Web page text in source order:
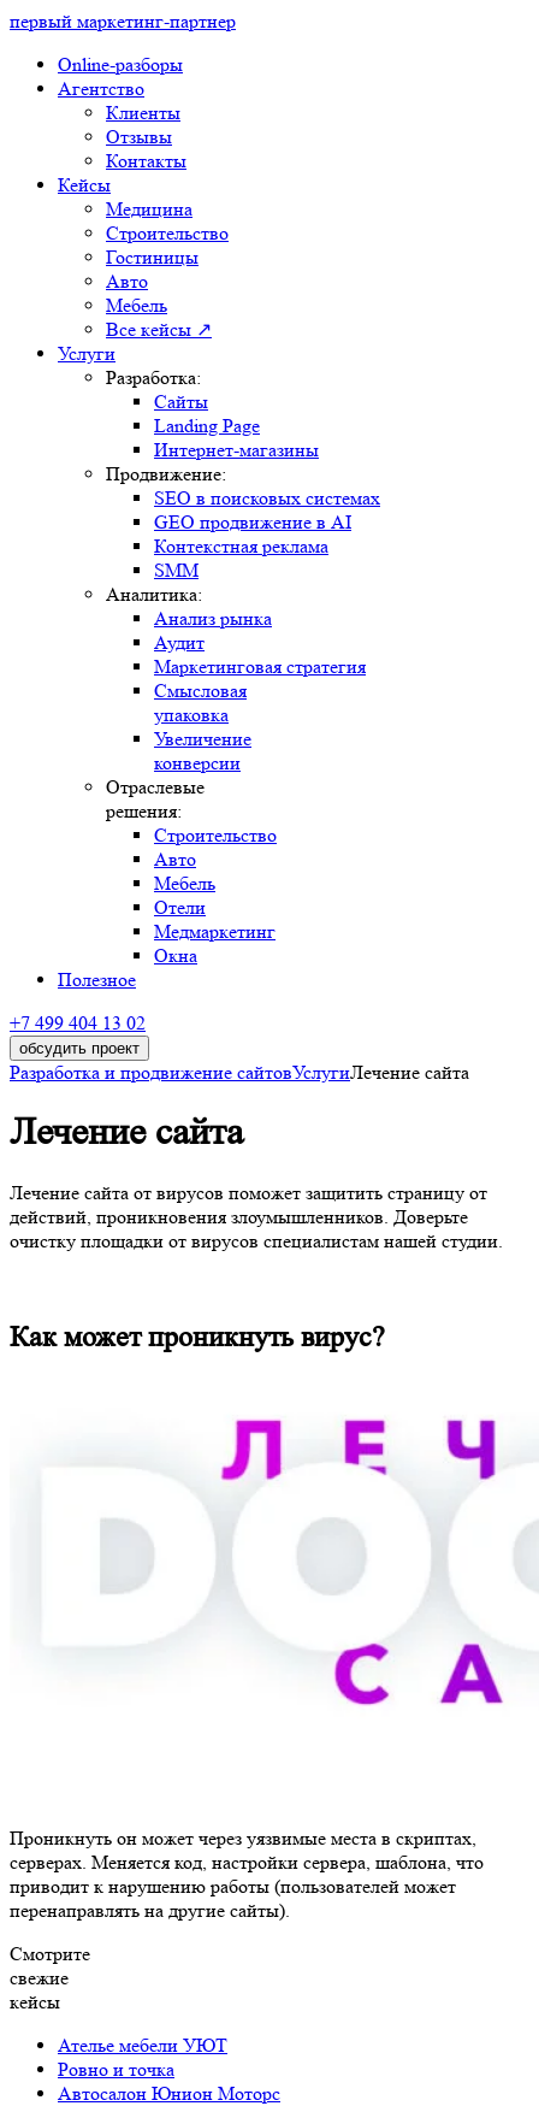
первый маркетинг-партнер
Online-разборы
Агентство
Клиенты
Отзывы
Контакты
Кейсы
Медицина
Строительство
Гостиницы
Авто
Мебель
Все кейсы ↗
Услуги
Разработка:
Сайты
Landing Page
Интернет-магазины
Продвижение:
SEO в поисковых системах
GEO продвижение в AI
Контекстная реклама
SMM
Аналитика:
Анализ рынка
Аудит
Маркетинговая стратегия
Смысловая
упаковка
Увеличение
конверсии
Отраслевые
решения:
Строительство
Авто
Мебель
Отели
Медмаркетинг
Окна
Полезное
+7 499 404 13 02
обсудить проект
Разработка и продвижение сайтовУслугиЛечение сайта
Лечение сайта
Лечение сайта от вирусов поможет защитить страницу от
действий, проникновения злоумышленников. Доверьте
очистку площадки от вирусов специалистам нашей студии.
Как может проникнуть вирус?
Проникнуть он может через уязвимые места в скриптах,
серверах. Меняется код, настройки сервера, шаблона, что
приводит к нарушению работы (пользователей может
перенаправлять на другие сайты).
Смотрите
свежие
кейсы
Ателье мебели УЮТ
Ровно и точка
Автосалон Юнион Моторс